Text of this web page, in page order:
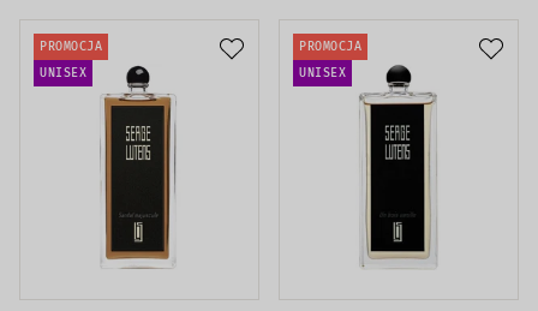
PROMOCJA
UNISEX
PROMOCJA
UNISEX